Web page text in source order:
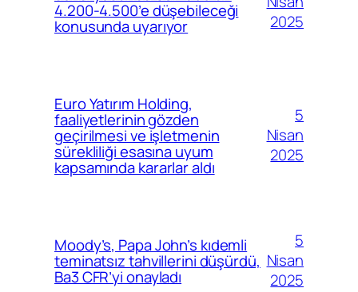
4.200-4.500’e düşebileceği
konusunda uyarıyor
2025
Euro Yatırım Holding,
faaliyetlerinin gözden
geçirilmesi ve işletmenin
sürekliliği esasına uyum
kapsamında kararlar aldı
5
Nisan
2025
Moody’s, Papa John’s kıdemli
teminatsız tahvillerini düşürdü,
Ba3 CFR’yi onayladı
5
Nisan
2025